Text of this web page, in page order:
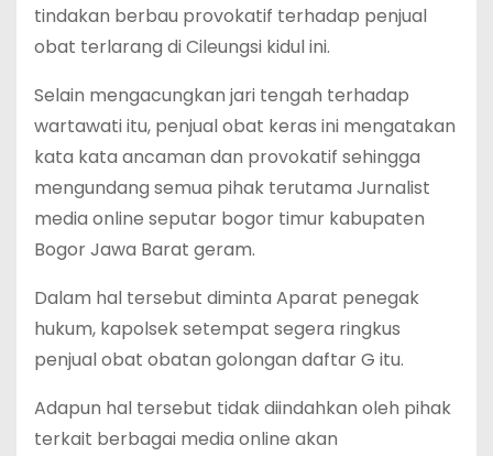
tindakan berbau provokatif terhadap penjual
obat terlarang di Cileungsi kidul ini.
Selain mengacungkan jari tengah terhadap
wartawati itu, penjual obat keras ini mengatakan
kata kata ancaman dan provokatif sehingga
mengundang semua pihak terutama Jurnalist
media online seputar bogor timur kabupaten
Bogor Jawa Barat geram.
Dalam hal tersebut diminta Aparat penegak
hukum, kapolsek setempat segera ringkus
penjual obat obatan golongan daftar G itu.
Adapun hal tersebut tidak diindahkan oleh pihak
terkait berbagai media online akan